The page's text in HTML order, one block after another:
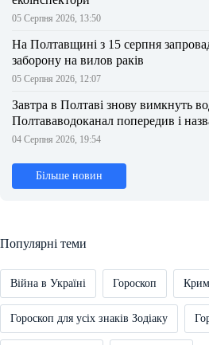
05 Серпня 2026, 13:50
На Полтавщині з 15 серпня
заборону на вилов раків
05 Серпня 2026, 12:07
Завтра в Полтаві знову вимкнуть
Полтававодоканал попередив і
04 Серпня 2026, 19:54
Більше новин
Популярні теми
Війна в Україні Гороскоп
Гороскоп для усіх знаків Зодіаку